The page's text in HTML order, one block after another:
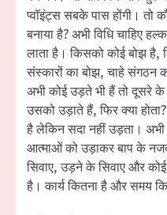
प्वॉइंट्स सबके पास होंगी। तो
बनाया है? अभी विधि चाहिए
लाता है। किसको कोई बोझ
संस्कारों का बोझ, चाहे संगठन
अभी कोई उड़ते भी हैं तो दूसरे
उसको उड़ाते हैं, फिर क्या
है लेकिन सदा नहीं उड़ता।
आत्माओं को उड़ाकर बाप के
सिवाए, उड़ने के सिवाए और कोई
है। कार्य कितना है और समय